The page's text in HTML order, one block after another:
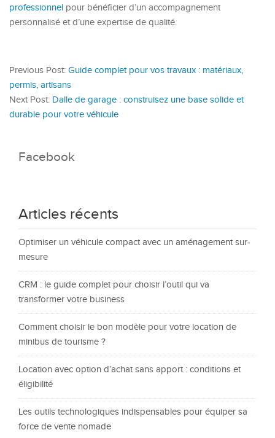
professionnel pour bénéficier d’un accompagnement
personnalisé et d’une expertise de qualité.
Previous Post: Guide complet pour vos travaux : matériaux,
permis, artisans
Next Post: Dalle de garage : construisez une base solide et
durable pour votre véhicule
Facebook
Articles récents
Optimiser un véhicule compact avec un aménagement sur-
mesure
CRM : le guide complet pour choisir l’outil qui va
transformer votre business
Comment choisir le bon modèle pour votre location de
minibus de tourisme ?
Location avec option d’achat sans apport : conditions et
éligibilité
Les outils technologiques indispensables pour équiper sa
force de vente nomade